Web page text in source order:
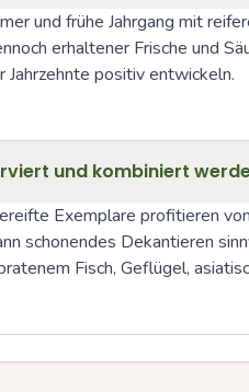
und frühe Jahrgang mit
erhaltener Frische und
positiv entwickeln.
und kombiniert
Exemplare profitieren
schonendes Dekantieren
Fisch, Geflügel,